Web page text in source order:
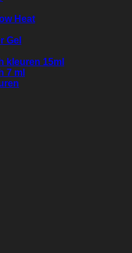
Heat
Gel
kleuren 15ml
7 ml